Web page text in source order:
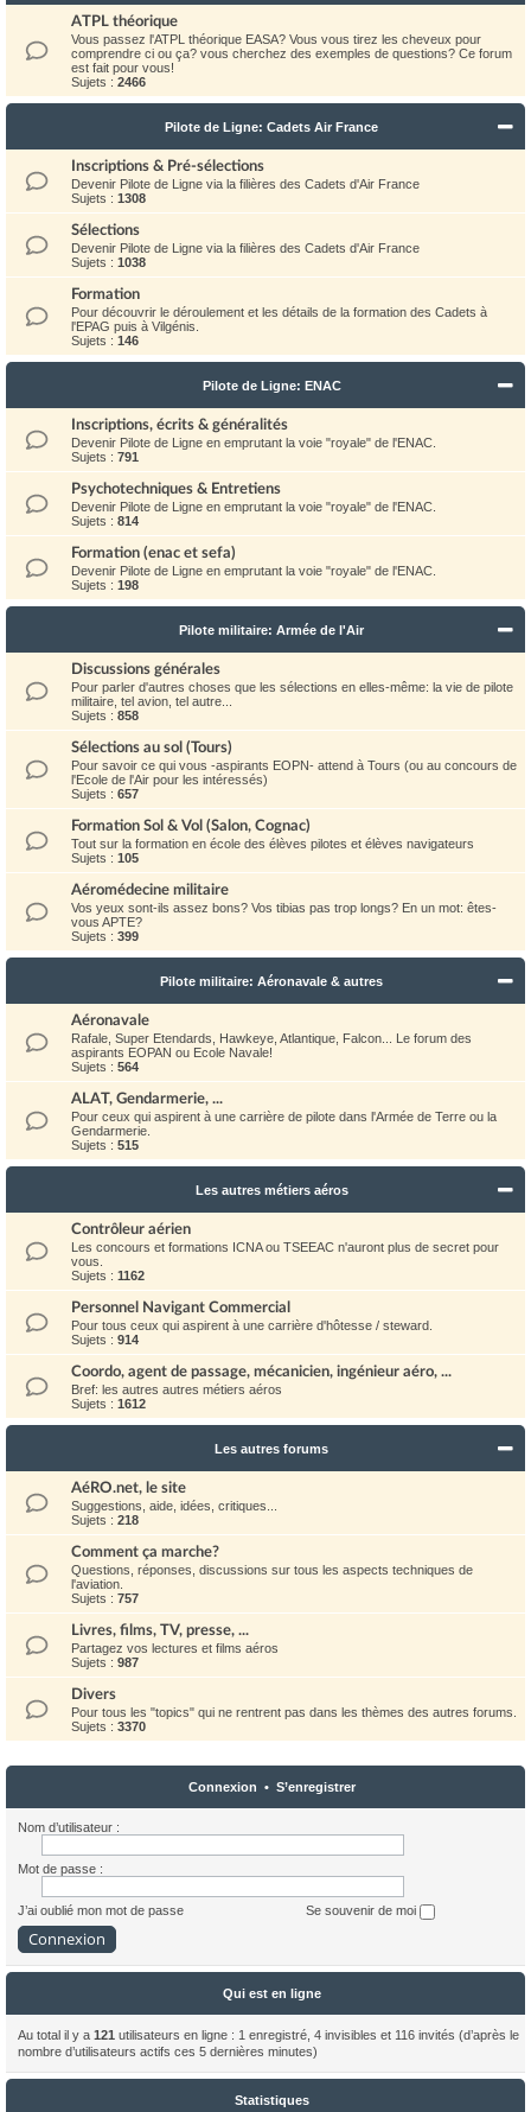
ATPL théorique
Vous passez l'ATPL théorique EASA? Vous vous tirez les cheveux pour
comprendre ci ou ça? vous cherchez des exemples de questions? Ce forum
est fait pour vous!
Sujets : 2466
Pilote de Ligne: Cadets Air France
Inscriptions & Pré-sélections
Devenir Pilote de Ligne via la filières des Cadets d'Air France
Sujets : 1308
Sélections
Devenir Pilote de Ligne via la filières des Cadets d'Air France
Sujets : 1038
Formation
Pour découvrir le déroulement et les détails de la formation des Cadets à
l'EPAG puis à Vilgénis.
Sujets : 146
Pilote de Ligne: ENAC
Inscriptions, écrits & généralités
Devenir Pilote de Ligne en emprutant la voie "royale" de l'ENAC.
Sujets : 791
Psychotechniques & Entretiens
Devenir Pilote de Ligne en emprutant la voie "royale" de l'ENAC.
Sujets : 814
Formation (enac et sefa)
Devenir Pilote de Ligne en emprutant la voie "royale" de l'ENAC.
Sujets : 198
Pilote militaire: Armée de l'Air
Discussions générales
Pour parler d'autres choses que les sélections en elles-même: la vie de pilote
militaire, tel avion, tel autre...
Sujets : 858
Sélections au sol (Tours)
Pour savoir ce qui vous -aspirants EOPN- attend à Tours (ou au concours de
l'Ecole de l'Air pour les intéressés)
Sujets : 657
Formation Sol & Vol (Salon, Cognac)
Tout sur la formation en école des élèves pilotes et élèves navigateurs
Sujets : 105
Aéromédecine militaire
Vos yeux sont-ils assez bons? Vos tibias pas trop longs? En un mot: êtes-
vous APTE?
Sujets : 399
Pilote militaire: Aéronavale & autres
Aéronavale
Rafale, Super Etendards, Hawkeye, Atlantique, Falcon... Le forum des
aspirants EOPAN ou Ecole Navale!
Sujets : 564
ALAT, Gendarmerie, ...
Pour ceux qui aspirent à une carrière de pilote dans l'Armée de Terre ou la
Gendarmerie.
Sujets : 515
Les autres métiers aéros
Contrôleur aérien
Les concours et formations ICNA ou TSEEAC n'auront plus de secret pour
vous.
Sujets : 1162
Personnel Navigant Commercial
Pour tous ceux qui aspirent à une carrière d'hôtesse / steward.
Sujets : 914
Coordo, agent de passage, mécanicien, ingénieur aéro, ...
Bref: les autres autres métiers aéros
Sujets : 1612
Les autres forums
AéRO.net, le site
Suggestions, aide, idées, critiques...
Sujets : 218
Comment ça marche?
Questions, réponses, discussions sur tous les aspects techniques de
l'aviation.
Sujets : 757
Livres, films, TV, presse, ...
Partagez vos lectures et films aéros
Sujets : 987
Divers
Pour tous les "topics" qui ne rentrent pas dans les thèmes des autres forums.
Sujets : 3370
Connexion • S’enregistrer
Nom d’utilisateur :
Mot de passe :
J’ai oublié mon mot de passe Se souvenir de moi
Qui est en ligne
Au total il y a 121 utilisateurs en ligne : 1 enregistré, 4 invisibles et 116 invités (d’après le
nombre d’utilisateurs actifs ces 5 dernières minutes)
Statistiques